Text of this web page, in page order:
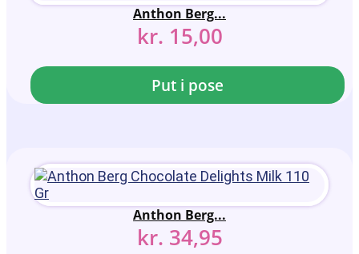
Anthon Berg...
kr. 15,00
Put i pose
Anthon Berg...
kr. 34,95